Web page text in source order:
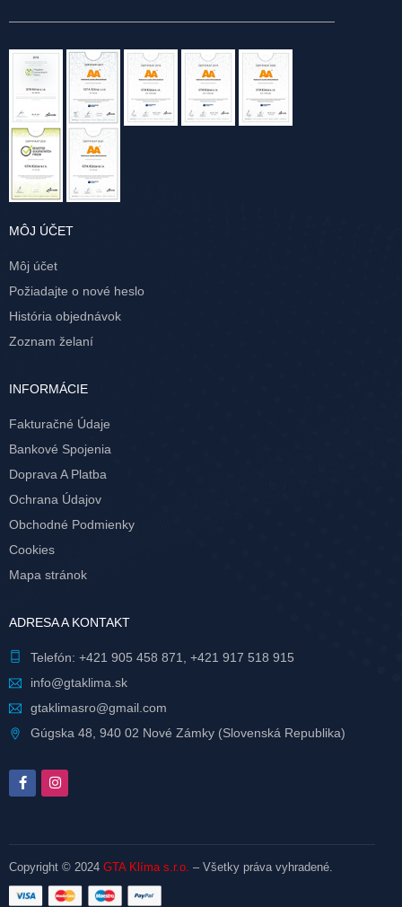
MÔJ ÚČET
Môj účet
Požiadajte o nové heslo
História objednávok
Zoznam želaní
INFORMÁCIE
Fakturačné Údaje
Bankové Spojenia
Doprava A Platba
Ochrana Údajov
Obchodné Podmienky
Cookies
Mapa stránok
ADRESA A KONTAKT
Telefón: +421 905 458 871
+421 917 518 915
info@gtaklima.sk
gtaklimasro@gmail.com
Gúgska 48, 940 02 Nové Zámky (Slovenská Republika)
Copyright © 2024 GTA Klíma s.r.o. – Všetky práva vyhradené.